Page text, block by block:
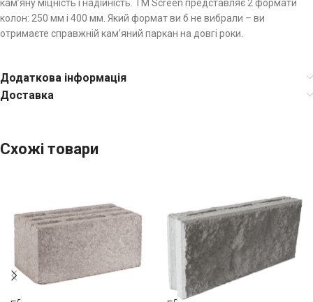
кам’яну міцність і надійність. ТМ Screen представляє 2 формати
колон: 250 мм і 400 мм. Який формат ви б не вибрали – ви
отримаєте справжній кам’яний паркан на довгі роки.
Додаткова інформація
Доставка
Схожі товари